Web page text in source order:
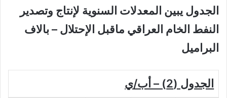
الجدول يبين المعدلات السنوية لإنتاج وتصدير
النفط الخام العراقي ماقبل الإحتلال – بالاف
البراميل
الجدول (2) – أب/ي